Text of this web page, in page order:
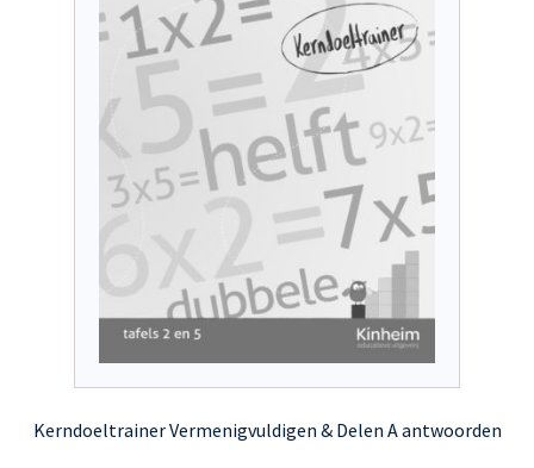
worden
op
de
productpagina
Kerndoeltrainer Vermenigvuldigen & Delen A antwoorden